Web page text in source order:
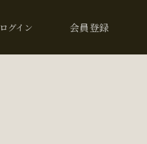
ログイン 会員登録